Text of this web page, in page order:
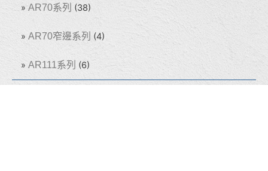
AR70系列 (38)
AR70窄邊系列 (4)
AR111系列 (6)